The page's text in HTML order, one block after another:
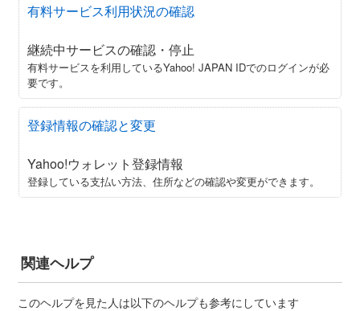
有料サービス利用状況の確認
継続中サービスの確認・停止
有料サービスを利用しているYahoo! JAPAN IDでのログインが必
要です。
登録情報の確認と変更
Yahoo!ウォレット登録情報
登録している支払い方法、住所などの確認や変更ができます。
関連ヘルプ
このヘルプを見た人は以下のヘルプも参考にしています